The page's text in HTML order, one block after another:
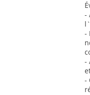
-
-
-
-